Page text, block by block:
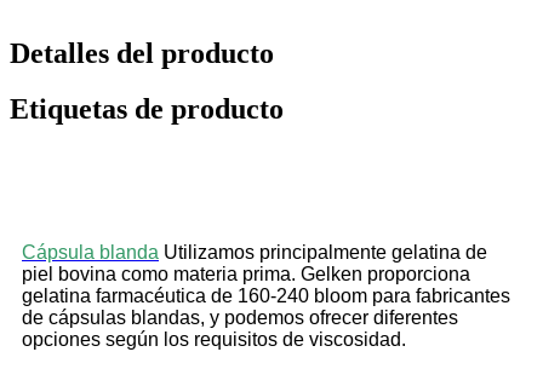
Detalles del producto
Etiquetas de producto
Cápsula blanda Utilizamos principalmente gelatina de
piel bovina como materia prima. Gelken proporciona
gelatina farmacéutica de 160-240 bloom para fabricantes
de cápsulas blandas, y podemos ofrecer diferentes
opciones según los requisitos de viscosidad.